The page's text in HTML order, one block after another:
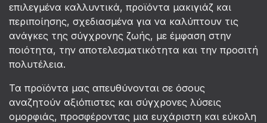
επιλεγμένα καλλυντικά, προϊόντα μακιγιάζ και
περιποίησης, σχεδιασμένα για να καλύπτουν τις
ανάγκες της σύγχρονης ζωής, με έμφαση στην
ποιότητα, την αποτελεσματικότητα και την προσιτή
πολυτέλεια.
Τα προϊόντα μας απευθύνονται σε όσους
αναζητούν αξιόπιστες και σύγχρονες λύσεις
ομορφιάς, προσφέροντας μια ευχάριστη και εύκολη